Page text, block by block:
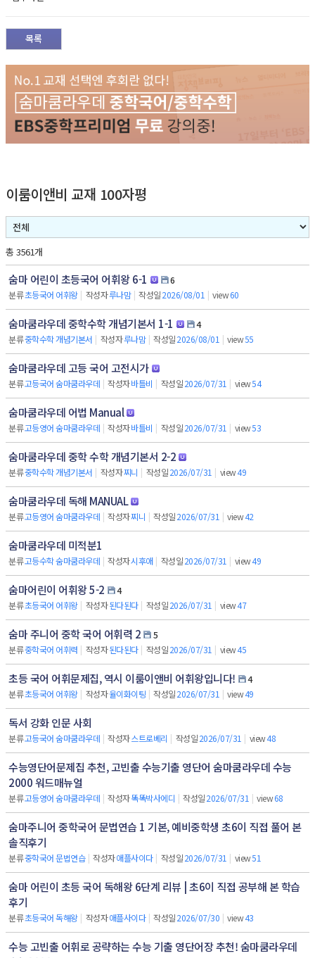
목록
이룸이앤비 교재 100자평
총 3561개
숨마 어린이 초등국어 어휘왕 6-1
6
분류초등국어 어휘왕 | 작성자루나맘 | 작성일2026/08/01 | view60
숨마쿰라우데 중학수학 개념기본서 1-1
4
분류중학수학 개념기본서 | 작성자루나맘 | 작성일2026/08/01 | view55
숨마쿰라우데 고등 국어 고전시가
분류고등국어 숨마쿰라우데 | 작성자바틀비 | 작성일2026/07/31 | view54
숨마쿰라우데 어법 Manual
분류고등영어 숨마쿰라우데 | 작성자바틀비 | 작성일2026/07/31 | view53
숨마쿰라우데 중학 수학 개념기본서 2-2
분류중학수학 개념기본서 | 작성자찌니 | 작성일2026/07/31 | view49
숨마쿰라우데 독해 MANUAL
분류고등영어 숨마쿰라우데 | 작성자찌니 | 작성일2026/07/31 | view42
숨마쿰라우데 미적분1
분류고등수학 숨마쿰라우데 | 작성자시후애 | 작성일2026/07/31 | view49
숨마어린이 어휘왕 5-2
4
분류초등국어 어휘왕 | 작성자된다된다 | 작성일2026/07/31 | view47
숨마 주니어 중학 국어 어휘력 2
5
분류중학국어 어휘력 | 작성자된다된다 | 작성일2026/07/31 | view45
초등 국어 어휘문제집, 역시 이룸이앤비 어휘왕입니다!
4
분류초등국어 어휘왕 | 작성자율이화이팅 | 작성일2026/07/31 | view49
독서 강화 인문 사회
분류고등국어 숨마쿰라우데 | 작성자스트로베리 | 작성일2026/07/31 | view48
수능영단어문제집 추천, 고빈출 수능기출 영단어 숨마쿰라우데 수능
2000 워드매뉴얼
분류고등영어 숨마쿰라우데 | 작성자똑똑박사에디 | 작성일2026/07/31 | view68
숨마주니어 중학국어 문법연습 1 기본, 예비중학생 초6이 직접 풀어 본
솔직후기
분류중학국어 문법연습 | 작성자애플사이다 | 작성일2026/07/31 | view51
숨마 어린이 초등 국어 독해왕 6단계 리뷰 | 초6이 직접 공부해 본 학습
후기
분류초등국어 독해왕 | 작성자애플사이다 | 작성일2026/07/30 | view43
수능 고빈출 어휘로 공략하는 수능 기출 영단어장 추천! 숨마쿰라우데